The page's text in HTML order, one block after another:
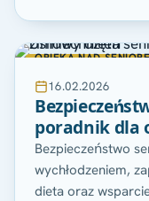
OPIEKA NAD
16.02.2026
poradnik dla
Bezpieczeństwo
wychłodzeniem,
dieta oraz